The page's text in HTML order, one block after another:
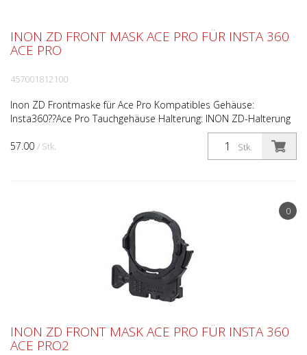
57.00 / Stk. Stk.
INON ZD FRONT MASK ACE PRO FÜR INSTA 360
ACE PRO
457001812100
Inon ZD Frontmaske für Ace Pro Kompatibles Gehäuse:
Insta360??Ace Pro Tauchgehäuse Halterung: INON ZD-Halterung
Größe (ohne Griff): 74,5 mm (B) x 95,4 mm (H) x 41,2 mm (T...
0
INON ZD FRONT MASK ACE PRO FÜR INSTA 360
ACE PRO2